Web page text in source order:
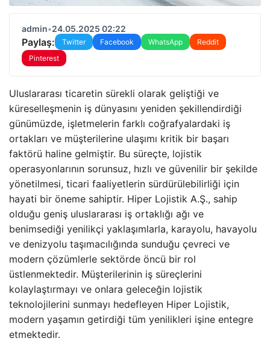
admin•24.05.2025 02:22
Paylaş: Twitter Facebook WhatsApp
Reddit
Pinterest
Uluslararası ticaretin sürekli olarak geliştiği ve
küreselleşmenin iş dünyasını yeniden şekillendirdiği
günümüzde, işletmelerin farklı coğrafyalardaki iş
ortakları ve müşterilerine ulaşımı kritik bir başarı
faktörü haline gelmiştir. Bu süreçte, lojistik
operasyonlarının sorunsuz, hızlı ve güvenilir bir şekilde
yönetilmesi, ticari faaliyetlerin sürdürülebilirliği için
hayati bir öneme sahiptir. Hiper Lojistik A.Ş., sahip
olduğu geniş uluslararası iş ortaklığı ağı ve
benimsediği yenilikçi yaklaşımlarla, karayolu, havayolu
ve denizyolu taşımacılığında sunduğu çevreci ve
modern çözümlerle sektörde öncü bir rol
üstlenmektedir. Müşterilerinin iş süreçlerini
kolaylaştırmayı ve onlara geleceğin lojistik
teknolojilerini sunmayı hedefleyen Hiper Lojistik,
modern yaşamın getirdiği tüm yenilikleri işine entegre
etmektedir.